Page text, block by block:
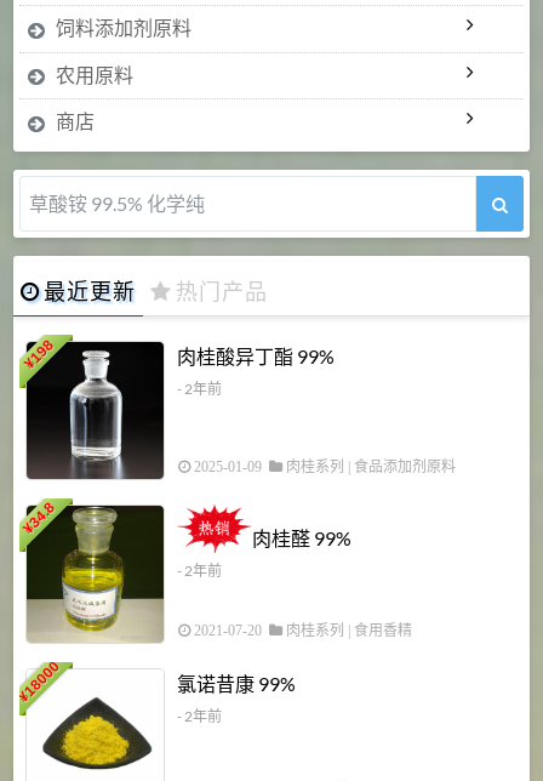
饲料添加剂原料
农用原料
商店
草酸铵 99.5% 化学纯
最近更新 热门产品
¥
198 肉桂酸异丁酯 99%
- 2年前
2025-01-09 肉桂系列 | 食品添加剂原料
¥
34.8
肉桂醛 99%
- 2年前
2021-07-20 肉桂系列 | 食用香精
¥
18000 氯诺昔康 99%
- 2年前